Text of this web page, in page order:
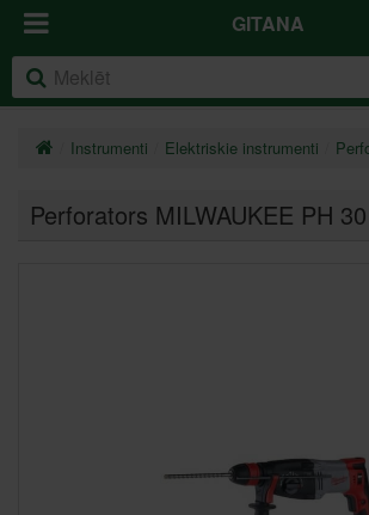
GITANA
Instrumenti Elektriskie instrumenti
Perforators MILWAUKEE PH